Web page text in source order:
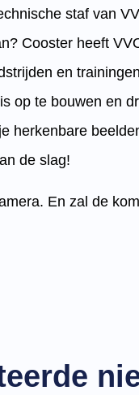
staf van
Cooster heeft
en
op te bouwen en
herkenbare
de slag!
En zal de